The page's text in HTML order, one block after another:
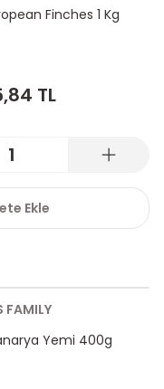
Finches 1 Kg
TL
Ekle
FAMILY
Yemi 400g